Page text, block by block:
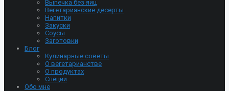
Выпечка без яиц
Вегетарианские десерты
Напитки
Закуски
Соусы
Заготовки
Блог
Кулинарные советы
О вегетарианстве
О продуктах
Специи
Обо мне